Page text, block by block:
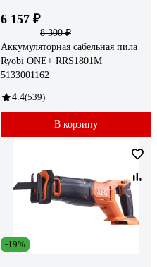
6 157 ₽
8 300 ₽
Аккумуляторная сабельная пила
Ryobi ONE+ RRS1801M
5133001162
4.4(539)
В корзину
-19%